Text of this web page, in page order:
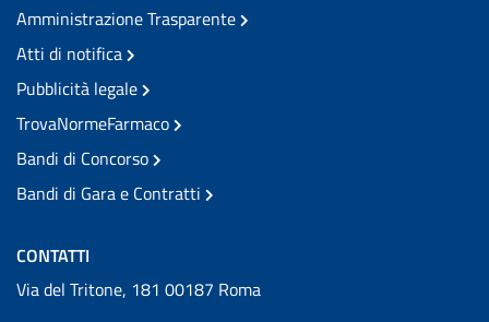
Amministrazione Trasparente
Atti di notifica
Pubblicità legale
TrovaNormeFarmaco
Bandi di Concorso
Bandi di Gara e Contratti
CONTATTI
Via del Tritone, 181 00187 Roma